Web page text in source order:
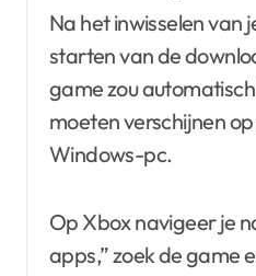
Na het inwisselen van
starten van de
game zou
moeten verschijnen
Windows-pc.
Op Xbox navigeer je
apps,” zoek de game